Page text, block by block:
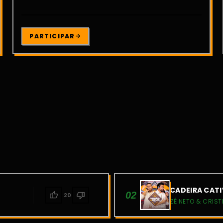
PARTICIPAR
thumb_up 20 thumb_down 02 CADEIRA
ZÉ NETO &